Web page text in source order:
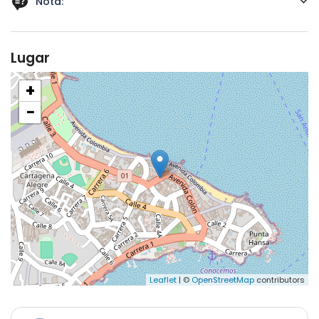
Los precios son variables acorde a la temporada.
Lugar
+
−
Leaflet| © OpenStreetMap contributors